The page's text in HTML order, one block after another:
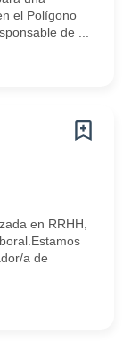
el Polígono
de ...
en RRHH,
a de